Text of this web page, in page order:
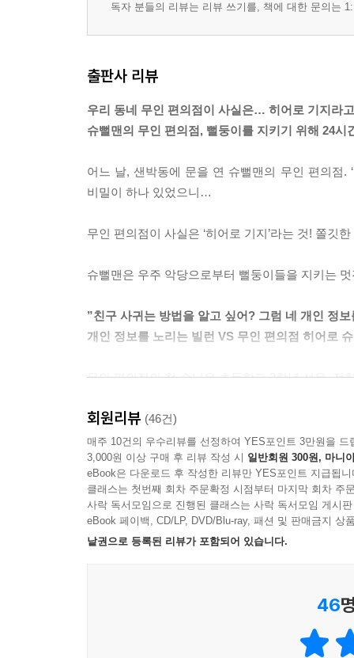
독자 분들의 리뷰는 리뷰 쓰기를, 책에 대한 문의는
출판사 리뷰
우리 동네 무인 편의점이 사실은… 히어로 기지라
슈뻘맨의 무인 편의점, 뻘둥이를 지키기 위해 24시
어느 날, 샌박동에 문을 연 슈뻘맨의 무인 편의점.
비밀이 하나 있었으니…
무인 편의점이 사실은 ‘히어로 기지’라는 것! 쫄깃
슈뻘맨은 우주 악당으로부터 뻘둥이들을 지키는
”친구 사귀는 방법을 알고 싶어? 그럼 네 개인 정
개인 정보를 노리는 빌런 VS 무인 편의점 히어로
무인 편의점의 첫 손님은 초등학교 3학년 선우. 전
망가지고 마는데…. 무인 편의점 히어로 슈뻘맨, 선
무인 편의점 오픈 기념 1+4 행사
동화를 읽으면 4가지 재미가 팡팡!
★ 개인 정보 상식을 한눈에! 〈무인 편의점 24시
★ 동욱이형과 영식이형의 자존심을 건 퀴즈 승부!
회원리뷰 (46건)
매주 10건의 우수리뷰를 선정하여 YES포인트 3만원을 드
3,000원 이상 구매 후 리뷰 작성 시 일반회원 300원, 마니
eBook은 다운로드 후 작성한 리뷰만 YES포인트 지급됩니
클래스는 첫번째 회차 주문확정 시점부터 마지막 회차 주
사락 독서모임으로 진행된 클래스는 사락 독서모임 게시
eBook 페이백, CD/LP, DVD/Blu-ray, 패션 및 판매금지 상
낱권으로 등록된 리뷰가 포함되어 있습니다.
46